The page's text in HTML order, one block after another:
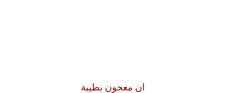
ان معجون بطيبة